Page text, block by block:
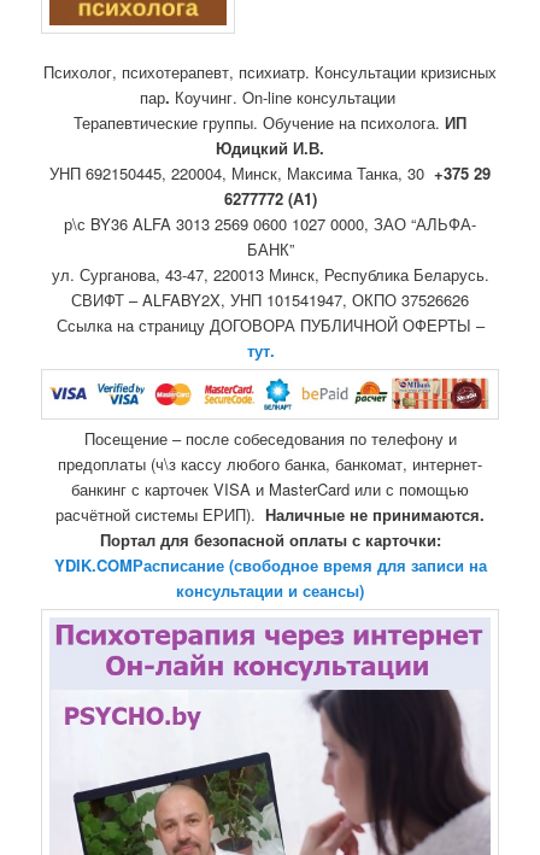
Психолог, психотерапевт, психиатр. Консультации кризисных
пар. Коучинг. On-line консультации
Терапевтические группы. Обучение на психолога. ИП
Юдицкий И.В.
УНП 692150445, 220004, Минск, Максима Танка, 30 +375 29
6277772 (А1)
р\с BY36 ALFA 3013 2569 0600 1027 0000, ЗАО “АЛЬФА-
БАНК”
ул. Сурганова, 43-47, 220013 Минск, Республика Беларусь.
СВИФТ – ALFABY2X, УНП 101541947, ОКПО 37526626
Ссылка на страницу ДОГОВОРА ПУБЛИЧНОЙ ОФЕРТЫ –
тут.
Посещение – после собеседования по телефону и
предоплаты (ч\з кассу любого банка, банкомат, интернет-
банкинг с карточек VISA и MasterCard или с помощью
расчётной системы ЕРИП). Наличные не принимаются.
Портал для безопасной оплаты с карточки:
YDIK.COMРасписание (свободное время для записи на
консультации и сеансы)